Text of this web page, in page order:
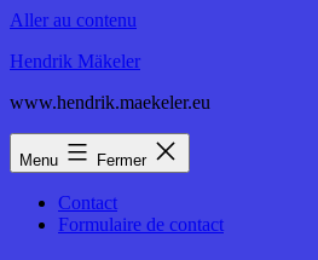
Aller au contenu
Hendrik Mäkeler
www.hendrik.maekeler.eu
Menu Fermer
Contact
Formulaire de contact